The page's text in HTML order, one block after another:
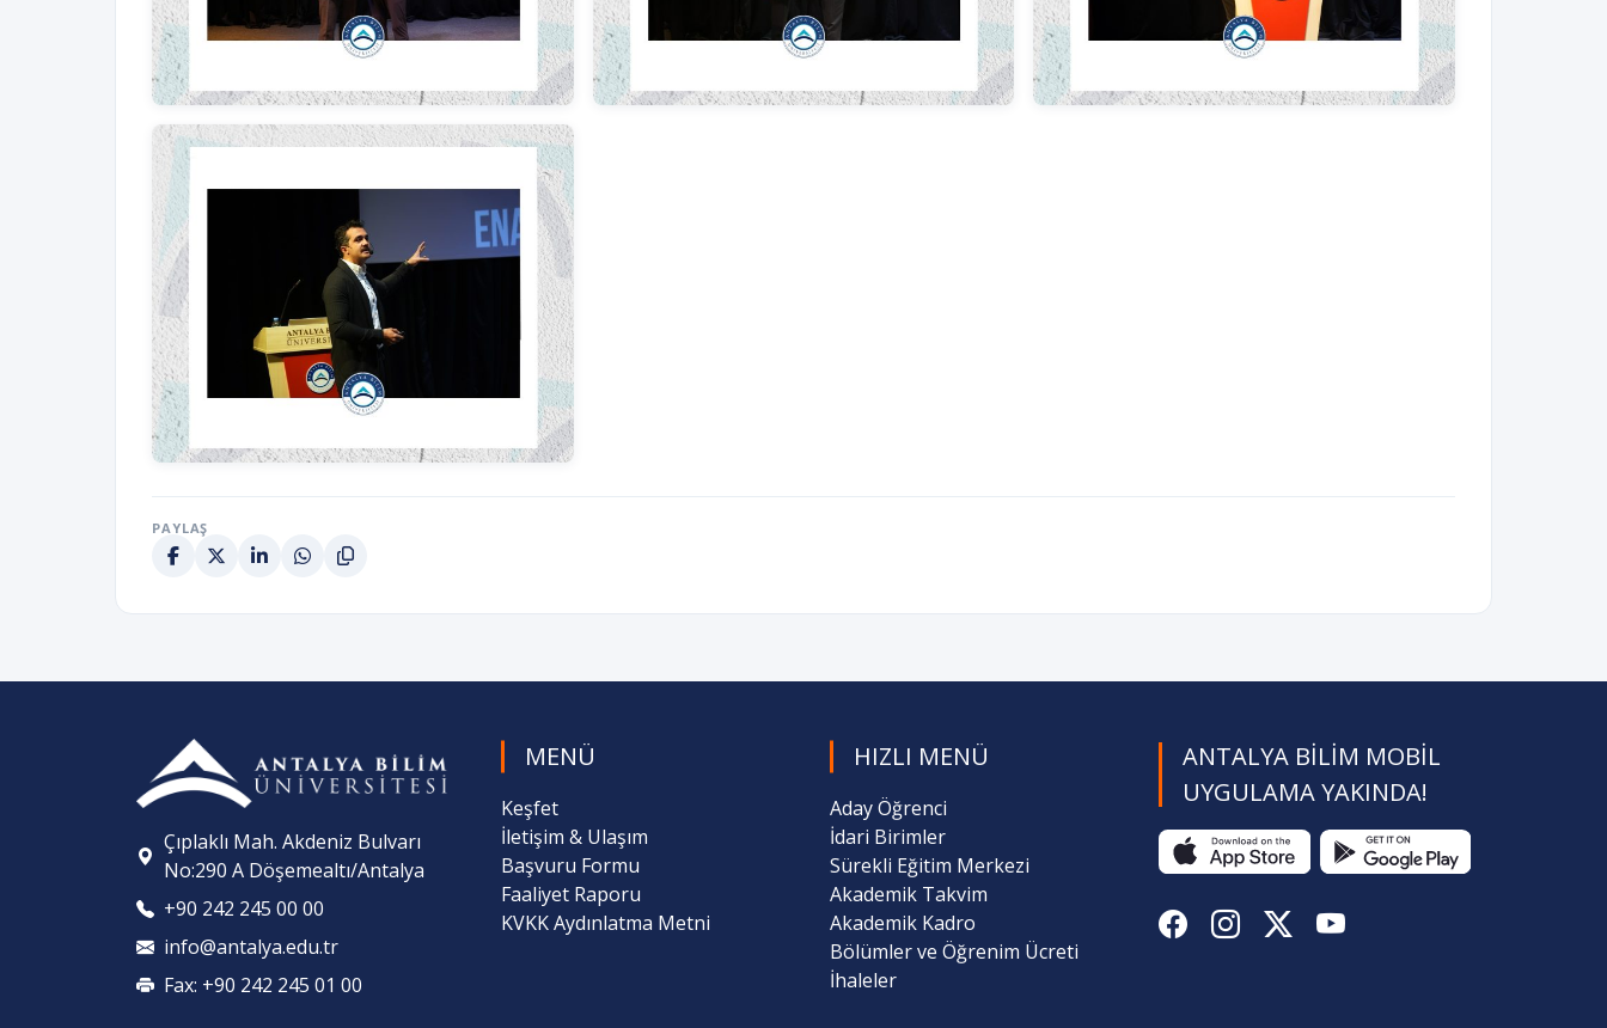
PAYLAŞ
Çıplaklı Mah. Akdeniz Bulvarı
No:290 A Döşemealtı/Antalya
+90 242 245 00 00
info@antalya.edu.tr
Fax: +90 242 245 01 00
MENÜ
Keşfet
İletişim & Ulaşım
Başvuru Formu
Faaliyet Raporu
KVKK Aydınlatma Metni
HIZLI MENÜ
Aday Öğrenci
İdari Birimler
Sürekli Eğitim Merkezi
Akademik Takvim
Akademik Kadro
Bölümler ve Öğrenim Ücreti
İhaleler
ANTALYA BILIM MOBIL
UYGULAMA YAKINDA!